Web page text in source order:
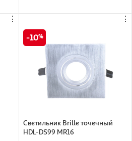
⋮
⋮
10
Светильник Brille точечный
HDL-DS99 MR16